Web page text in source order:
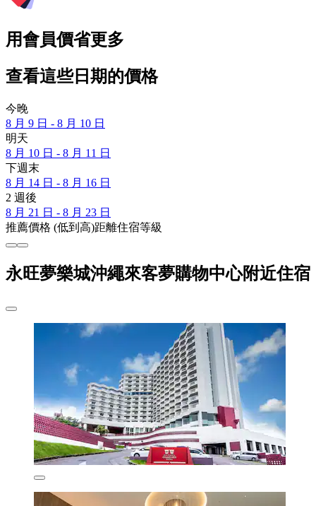
用會員價省更多
查看這些日期的價格
今晚
8 月 9 日 - 8 月 10 日
明天
8 月 10 日 - 8 月 11 日
下週末
8 月 14 日 - 8 月 16 日
2 週後
8 月 21 日 - 8 月 23 日
推薦價格 (低到高)距離住宿等級
永旺夢樂城沖繩來客夢購物中心附近住宿